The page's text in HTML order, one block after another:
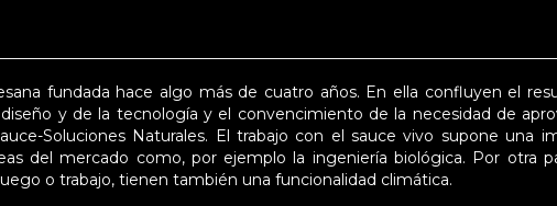
fundada hace algo más de cuatro años. En ella confluyen el
y de la tecnología y el convencimiento de la necesidad de
Soluciones Naturales. El trabajo con el sauce vivo supone una
del mercado como, por ejemplo la ingeniería biológica. Por otra
o trabajo, tienen también una funcionalidad climática.